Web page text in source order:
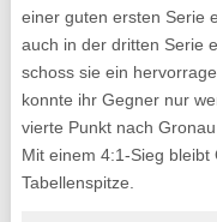
einer guten ersten Serie
auch in der dritten Serie
schoss sie ein
konnte ihr Gegner nur
vierte Punkt nach Gronau
Mit einem 4:1-Sieg
Tabellenspitze.